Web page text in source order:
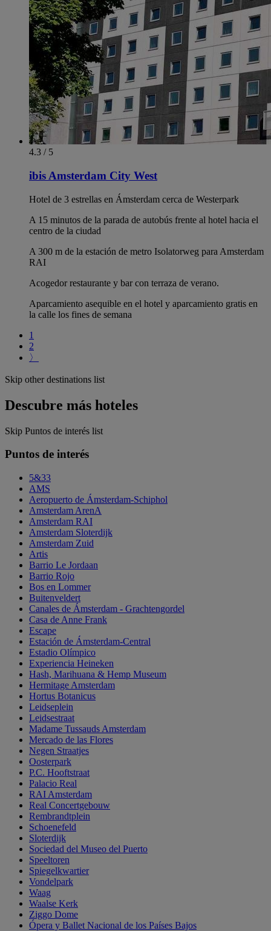
4.3 / 5
ibis Amsterdam City West
Hotel de 3 estrellas en Ámsterdam cerca de Westerpark
A 15 minutos de la parada de autobús frente al hotel hacia el
centro de la ciudad
A 300 m de la estación de metro Isolatorweg para Amsterdam
RAI
Acogedor restaurante y bar con terraza de verano.
Aparcamiento asequible en el hotel y aparcamiento gratis en
la calle los fines de semana
1
2
〉
Skip other destinations list
Descubre más hoteles
Skip Puntos de interés list
Puntos de interés
5&33
AMS
Aeropuerto de Ámsterdam-Schiphol
Amsterdam ArenA
Amsterdam RAI
Amsterdam Sloterdijk
Amsterdam Zuid
Artis
Barrio Le Jordaan
Barrio Rojo
Bos en Lommer
Buitenveldert
Canales de Ámsterdam - Grachtengordel
Casa de Anne Frank
Escape
Estación de Ámsterdam-Central
Estadio Olímpico
Experiencia Heineken
Hash, Marihuana & Hemp Museum
Hermitage Amsterdam
Hortus Botanicus
Leidseplein
Leidsestraat
Madame Tussauds Amsterdam
Mercado de las Flores
Negen Straatjes
Oosterpark
P.C. Hooftstraat
Palacio Real
RAI Amsterdam
Real Concertgebouw
Rembrandtplein
Schoenefeld
Sloterdijk
Sociedad del Museo del Puerto
Speeltoren
Spiegelkwartier
Vondelpark
Waag
Waalse Kerk
Ziggo Dome
Ópera y Ballet Nacional de los Países Bajos